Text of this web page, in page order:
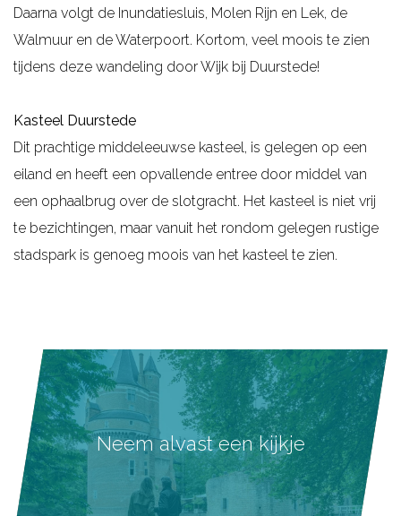
Daarna volgt de Inundatiesluis, Molen Rijn en Lek, de
Walmuur en de Waterpoort. Kortom, veel moois te zien
tijdens deze wandeling door Wijk bij Duurstede!
Kasteel Duurstede
Dit prachtige middeleeuwse kasteel, is gelegen op een
eiland en heeft een opvallende entree door middel van
een ophaalbrug over de slotgracht. Het kasteel is niet vrij
te bezichtingen, maar vanuit het rondom gelegen rustige
stadspark is genoeg moois van het kasteel te zien.
Neem alvast een kijkje